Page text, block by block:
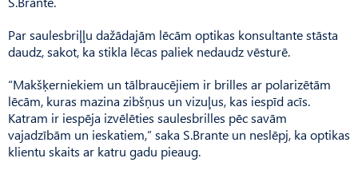
Par saulesbriļļu dažādajām lēcām optikas konsultante stāsta
daudz, sakot, ka stikla lēcas paliek nedaudz vēsturē.
“Makšķerniekiem un tālbraucējiem ir brilles ar polarizētām
lēcām, kuras mazina zibšņus un vizuļus, kas iespīd acīs.
Katram ir iespēja izvēlēties saulesbrilles pēc savām
vajadzībām un ieskatiem,” saka S.Brante un neslēpj, ka optikas
klientu skaits ar katru gadu pieaug.